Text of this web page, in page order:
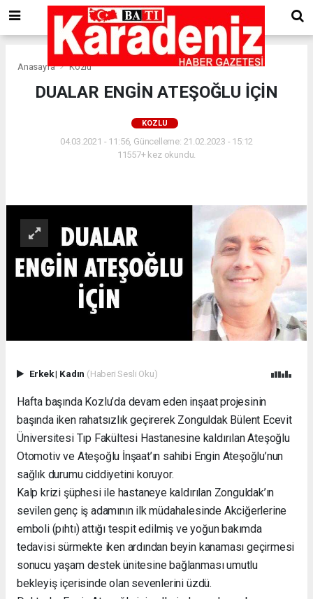
Anasayfa Kozlu
DUALAR ENGİN ATEŞOĞLU İÇİN
KOZLU
04.03.2021 - 11:56, Güncelleme: 21.02.2023 - 15:12
11557+ kez okundu.
Erkek| Kadın (Haberi Sesli Oku)
Hafta başında Kozlu’da devam eden inşaat projesinin
başında iken rahatsızlık geçirerek Zonguldak Bülent Ecevit
Üniversitesi Tıp Fakültesi Hastanesine kaldırılan Ateşoğlu
Otomotiv ve Ateşoğlu İnşaat’ın sahibi Engin Ateşoğlu’nun
sağlık durumu ciddiyetini koruyor.
Kalp krizi şüphesi ile hastaneye kaldırılan Zonguldak’ın
sevilen genç iş adamının ilk müdahalesinde Akciğerlerine
emboli (pıhtı) attığı tespit edilmiş ve yoğun bakımda
tedavisi sürmekte iken ardından beyin kanaması geçirmesi
sonucu yaşam destek ünitesine bağlanması umutlu
bekleyiş içerisinde olan sevenlerini üzdü.